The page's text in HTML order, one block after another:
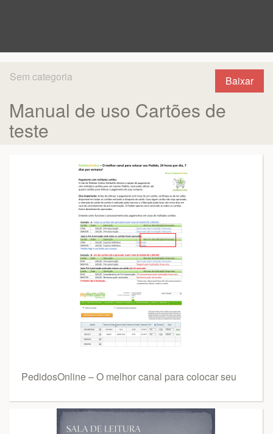
Baixar
Sem categoria
Manual de uso Cartões de
teste
PedidosOnline – O melhor canal para colocar seu